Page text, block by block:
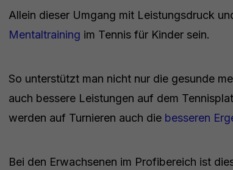
Allein dieser Umgang mit Leistungsdruck
Mentaltraining im Tennis für Kinder sein.
So unterstützt man nicht nur die gesunde
auch bessere Leistungen auf dem
werden auf Turnieren auch die besseren
Bei den Erwachsenen im Profibereich ist